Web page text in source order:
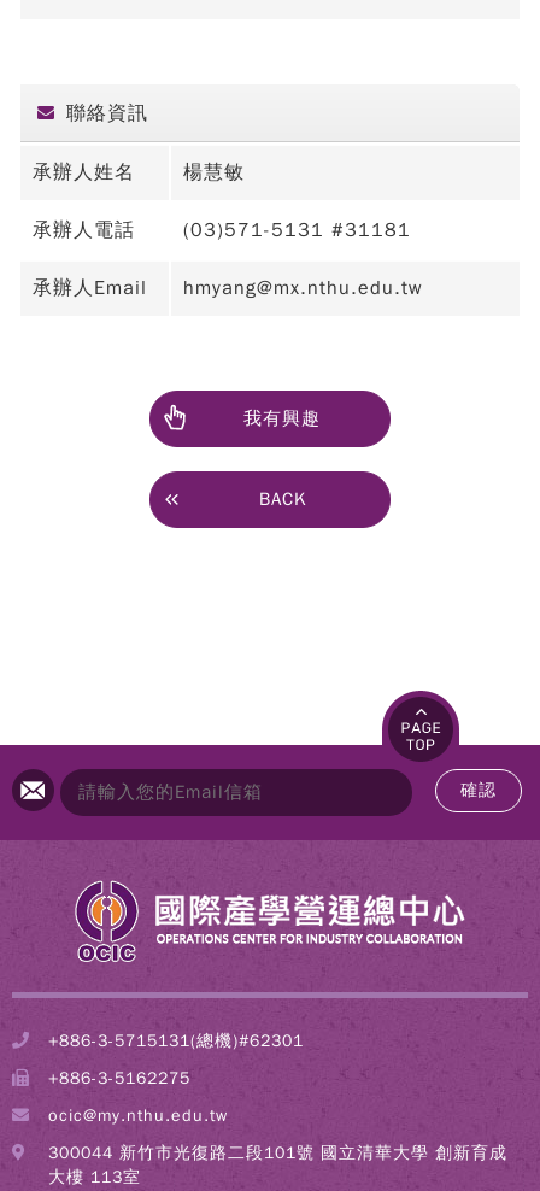
聯絡資訊
承辦人姓名 楊慧敏
承辦人電話 (03)571-5131 #31181
承辦人Email hmyang@mx.nthu.edu.tw
我有興趣
BACK
確認
+886-3-5715131(總機)#62301
+886-3-5162275
ocic@my.nthu.edu.tw
300044 新竹市光復路二段101號 國立清華大學 創新育成
大樓 113室